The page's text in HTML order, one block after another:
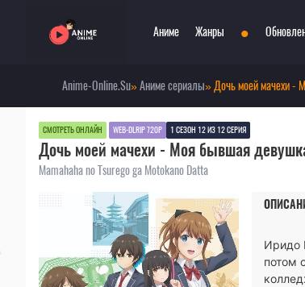
Аниме
Сериалы
Фильмы
Аниме 2022
Аниме 2021
Топ 100 аниме
Анонсы аниме
Онгоинги
Новости
Жанры
Боевые искусства
Война
Драма
Детектив
Меха
Мистика
Музыкальный
Повседневность
•
Anime-Online.Su»Аниме сериалы» Дочь моей мачехи -
СМОТРЕТЬ ОНЛАЙН WEB-DLRIP 720P 1 СЕЗОН 12 ИЗ 12 СЕРИЯ
Дочь моей мачехи - Моя бывшая
Mamahaha no Tsurego ga Motokano Datta
Иридо
потом